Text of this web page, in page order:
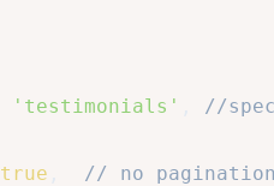
'testimonials'
//
true
// no